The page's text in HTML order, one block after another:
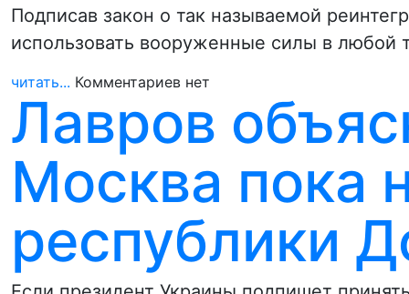
Подписав закон о так называемой
использовать вооруженные силы в любой
читать... Комментариев нет
Лавров
Москва пока
республики